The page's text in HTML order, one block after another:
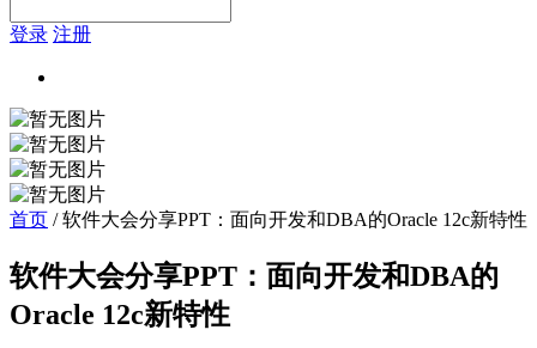
登录 注册
首页 /软件大会分享PPT：面向开发和DBA的Oracle 12c新特性
软件大会分享PPT：面向开发和DBA的
Oracle 12c新特性